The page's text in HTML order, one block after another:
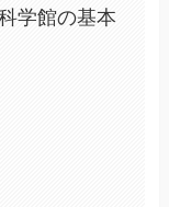
学館の基本